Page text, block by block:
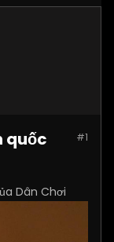
#1
quốc
Dân Chơi